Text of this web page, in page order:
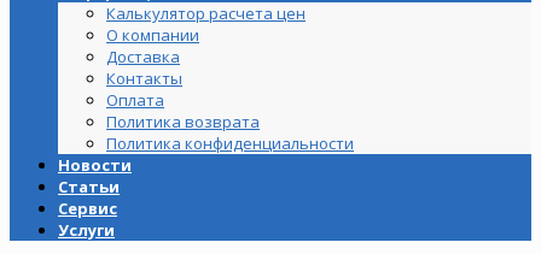
Калькулятор расчета цен
О компании
Доставка
Контакты
Оплата
Политика возврата
Политика конфиденциальности
Новости
Статьи
Сервис
Услуги